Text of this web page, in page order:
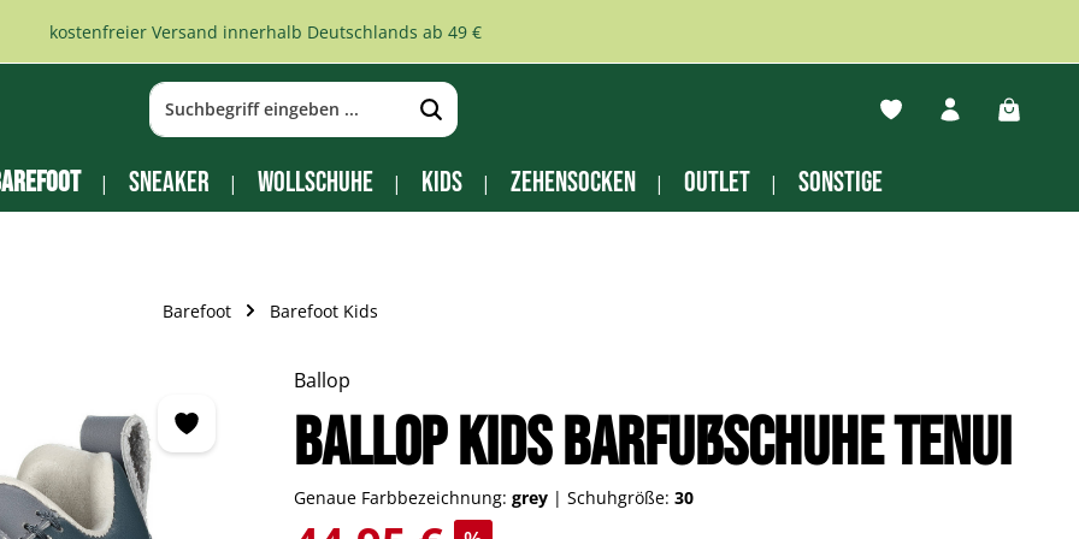
kostenfreier Versand innerhalb Deutschlands ab 49 €
Du hast 0 Produkte
Sneaker Wollschuhe Kids Zehensocken Outlet Sonstige
Barefoot Barefoot Kids
Ballop
BALLOP Kids Barfußschuhe Tenui
Genaue Farbbezeichnung: grey | Schuhgröße: 30
Verkaufspreis: